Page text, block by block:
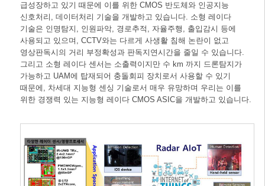
급성장하고 있기 때문에 이를 위한 CMOS 반도체와 인공지능
신호처리, 데이터처리 기술을 개발하고 있습니다. 소형 레이다
기술은 인명탐지, 인원파악, 경로추적, 자율주행, 출입감시 등에
사용되고 있으며, CCTV와는 다르게 사생활 침해 논란이 없고
영상판독시의 거리 부정확성과 판독지연시간을 줄일 수 있습니다.
그리고 소형 레이다 센서는 소출력이지만 수 km 까지 드론탐지가
가능하고 UAM에 탑재되어 충돌회피 장치로서 사용할 수 있기
때문에, 차세대 지능형 센싱 기술로서 매우 유망하며 우리는 이를
위한 경쟁력 있는 지능형 레이다 CMOS ASIC을 개발하고 있습니다.